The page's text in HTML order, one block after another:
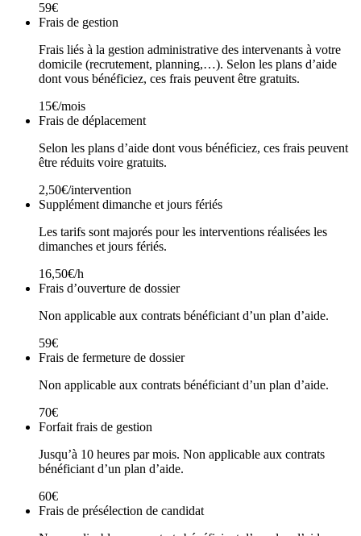
59€
Frais de gestion
Frais liés à la gestion administrative des intervenants à votre
domicile (recrutement, planning,…). Selon les plans d’aide
dont vous bénéficiez, ces frais peuvent être gratuits.
15€/mois
Frais de déplacement
Selon les plans d’aide dont vous bénéficiez, ces frais peuvent
être réduits voire gratuits.
2,50€/intervention
Supplément dimanche et jours fériés
Les tarifs sont majorés pour les interventions réalisées les
dimanches et jours fériés.
16,50€/h
Frais d’ouverture de dossier
Non applicable aux contrats bénéficiant d’un plan d’aide.
59€
Frais de fermeture de dossier
Non applicable aux contrats bénéficiant d’un plan d’aide.
70€
Forfait frais de gestion
Jusqu’à 10 heures par mois. Non applicable aux contrats
bénéficiant d’un plan d’aide.
60€
Frais de présélection de candidat